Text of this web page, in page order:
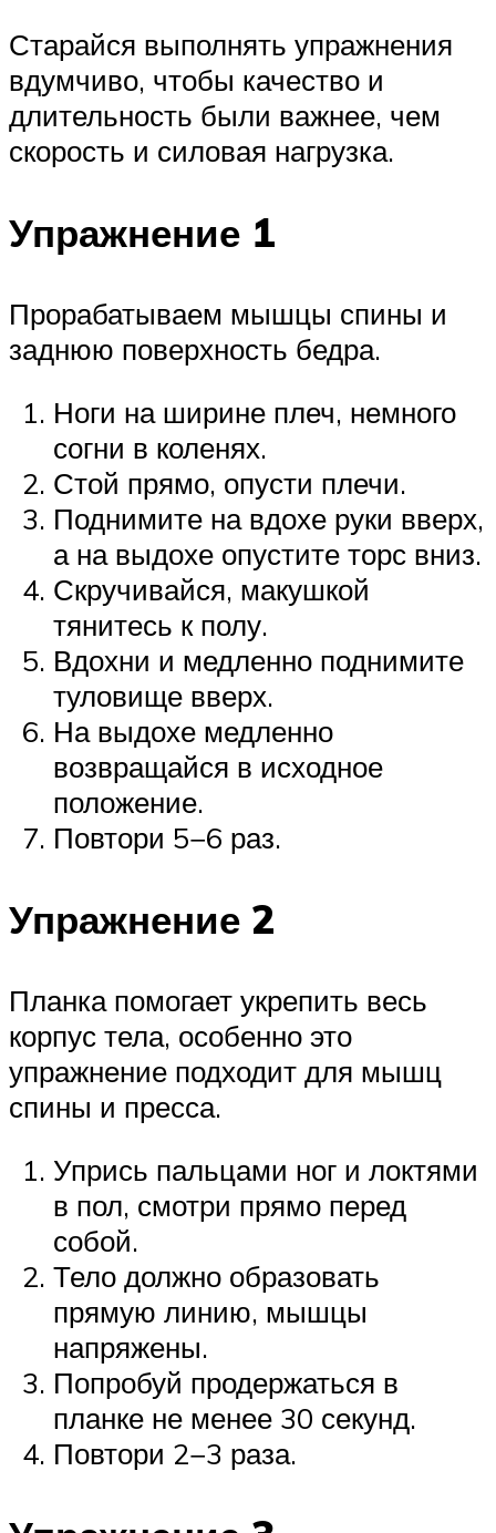
Старайся выполнять упражнения
вдумчиво, чтобы качество и
длительность были важнее, чем
скорость и силовая нагрузка.
Упражнение 1
Прорабатываем мышцы спины и
заднюю поверхность бедра.
Ноги на ширине плеч, немного
согни в коленях.
Стой прямо, опусти плечи.
Поднимите на вдохе руки вверх,
а на выдохе опустите торс вниз.
Скручивайся, макушкой
тянитесь к полу.
Вдохни и медленно поднимите
туловище вверх.
На выдохе медленно
возвращайся в исходное
положение.
Повтори 5−6 раз.
Упражнение 2
Планка помогает укрепить весь
корпус тела, особенно это
упражнение подходит для мышц
спины и пресса.
Упрись пальцами ног и локтями
в пол, смотри прямо перед
собой.
Тело должно образовать
прямую линию, мышцы
напряжены.
Попробуй продержаться в
планке не менее 30 секунд.
Повтори 2−3 раза.